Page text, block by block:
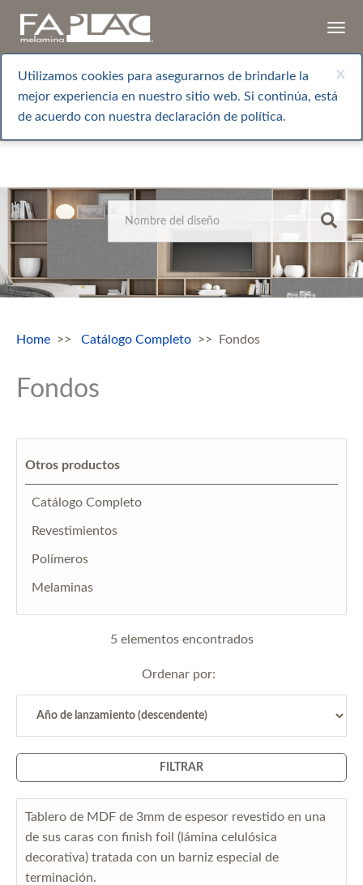
x
Utilizamos cookies para asegurarnos de brindarle la
mejor experiencia en nuestro sitio web. Si continúa, está
de acuerdo con nuestra declaración de política.
Home Catálogo Completo Fondos
Fondos
Otros productos
Catálogo Completo
Revestimientos
Polímeros
Melaminas
5 elementos encontrados
Ordenar por:
FILTRAR
Tablero de MDF de 3mm de espesor revestido en una
de sus caras con finish foil (lámina celulósica
decorativa) tratada con un barniz especial de
terminación.